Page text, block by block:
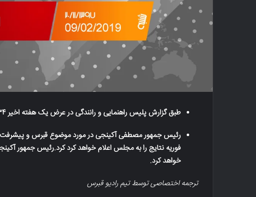
طبق گزارش پلیس راهنمایی و رانندگی در عرض یک هفته اخیر ۵۳۴ جریمه از طرف پلیس صادر شده .
خواهد کرد.
ترجمه اختصاصی توسط تیم رادیو قبرس